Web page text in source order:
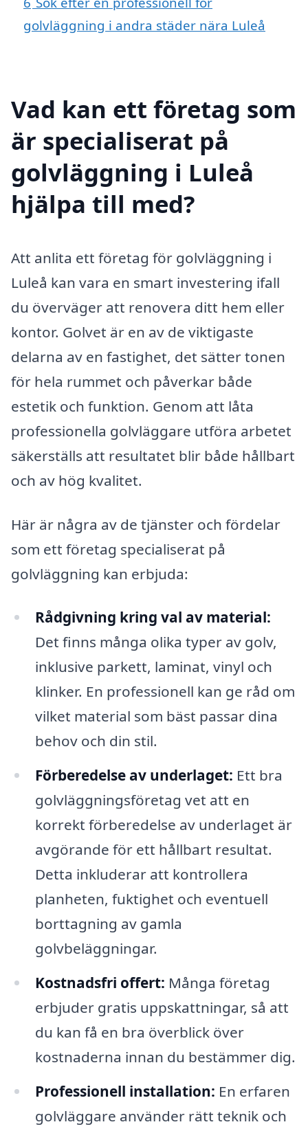
golvläggning i andra städer nära Luleå
Vad kan ett företag som
är specialiserat på
golvläggning i Luleå
hjälpa till med?
Att anlita ett företag för golvläggning i
Luleå kan vara en smart investering ifall
du överväger att renovera ditt hem eller
kontor. Golvet är en av de viktigaste
delarna av en fastighet, det sätter tonen
för hela rummet och påverkar både
estetik och funktion. Genom att låta
professionella golvläggare utföra arbetet
säkerställs att resultatet blir både hållbart
och av hög kvalitet.
Här är några av de tjänster och fördelar
som ett företag specialiserat på
golvläggning kan erbjuda:
Rådgivning kring val av material:
Det finns många olika typer av golv,
inklusive parkett, laminat, vinyl och
klinker. En professionell kan ge råd om
vilket material som bäst passar dina
behov och din stil.
Förberedelse av underlaget: Ett bra
golvläggningsföretag vet att en
korrekt förberedelse av underlaget är
avgörande för ett hållbart resultat.
Detta inkluderar att kontrollera
planheten, fuktighet och eventuell
borttagning av gamla
golvbeläggningar.
Kostnadsfri offert: Många företag
erbjuder gratis uppskattningar, så att
du kan få en bra överblick över
kostnaderna innan du bestämmer dig.
Professionell installation: En erfaren
golvläggare använder rätt teknik och